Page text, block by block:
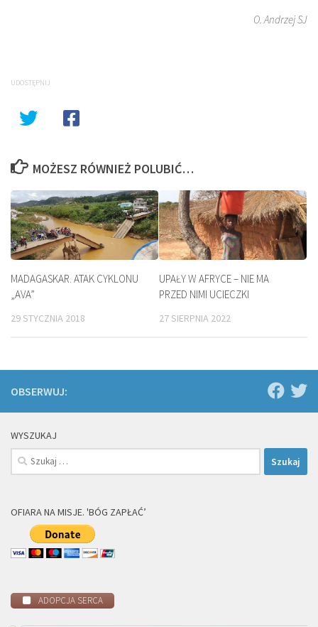
O. Andrzej SJ
UDOSTĘPNIJ
MOŻESZ RÓWNIEŻ POLUBIĆ…
MADAGASKAR. ATAK CYKLONU
„AVA”
29 STYCZNIA 2018
UPAŁY W AFRYCE – NIE MA
PRZED NIMI UCIECZKI
27 SIERPNIA 2022
OBSERWUJ:
WYSZUKAJ
Szukaj:
OFIARA NA MISJE. 'BÓG ZAPŁAĆ’
ADOPCJA SERCA